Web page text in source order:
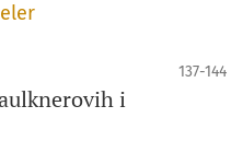
137-144
i